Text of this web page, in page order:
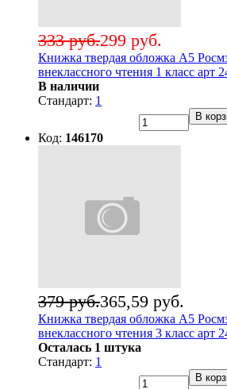
299 руб.
333 руб.
Книжка твердая обложка А5
внеклассного чтения 1 класс арт
В наличии
Стандарт: 1
В
Код: 146170
365,59 руб.
379 руб.
Книжка твердая обложка А5
внеклассного чтения 3 класс арт
Осталась 1 штука
Стандарт: 1
В